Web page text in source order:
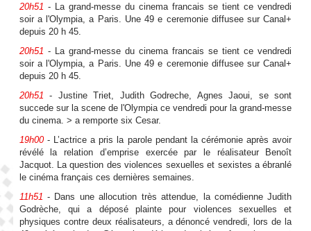
20h51 - La grand-messe du cinema francais se tient ce vendredi
soir a l'Olympia, a Paris. Une 49 e ceremonie diffusee sur Canal+
depuis 20 h 45.
20h51 - La grand-messe du cinema francais se tient ce vendredi
soir a l'Olympia, a Paris. Une 49 e ceremonie diffusee sur Canal+
depuis 20 h 45.
20h51 - Justine Triet, Judith Godreche, Agnes Jaoui, se sont
succede sur la scene de l'Olympia ce vendredi pour la grand-messe
du cinema. > a remporte six Cesar.
19h00- L’actrice a pris la parole pendant la cérémonie après avoir
révélé la relation d’emprise exercée par le réalisateur Benoît
Jacquot. La question des violences sexuelles et sexistes a ébranlé
le cinéma français ces dernières semaines.
11h51 - Dans une allocution très attendue, la comédienne Judith
Godrèche, qui a déposé plainte pour violences sexuelles et
physiques contre deux réalisateurs, a dénoncé vendredi, lors de la